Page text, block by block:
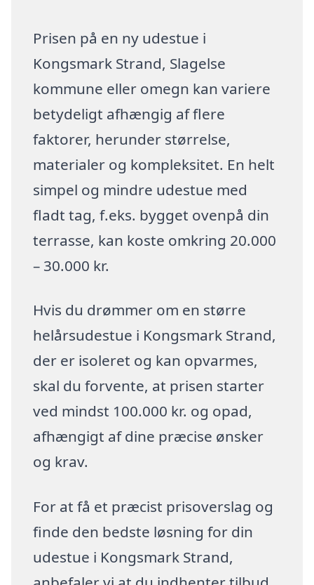
Prisen på en ny udestue i
Kongsmark Strand, Slagelse
kommune eller omegn kan variere
betydeligt afhængig af flere
faktorer, herunder størrelse,
materialer og kompleksitet. En helt
simpel og mindre udestue med
fladt tag, f.eks. bygget ovenpå din
terrasse, kan koste omkring 20.000
– 30.000 kr.
Hvis du drømmer om en større
helårsudestue i Kongsmark Strand,
der er isoleret og kan opvarmes,
skal du forvente, at prisen starter
ved mindst 100.000 kr. og opad,
afhængigt af dine præcise ønsker
og krav.
For at få et præcist prisoverslag og
finde den bedste løsning for din
udestue i Kongsmark Strand,